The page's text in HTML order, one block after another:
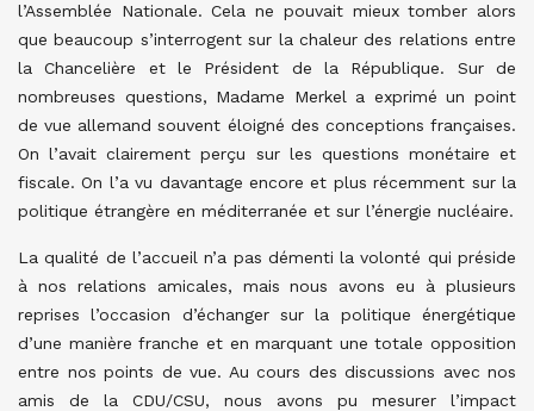
l’Assemblée Nationale. Cela ne pouvait mieux tomber alors
que beaucoup s’interrogent sur la chaleur des relations entre
la Chancelière et le Président de la République. Sur de
nombreuses questions, Madame Merkel a exprimé un point
de vue allemand souvent éloigné des conceptions françaises.
On l’avait clairement perçu sur les questions monétaire et
fiscale. On l’a vu davantage encore et plus récemment sur la
politique étrangère en méditerranée et sur l’énergie nucléaire.
La qualité de l’accueil n’a pas démenti la volonté qui préside
à nos relations amicales, mais nous avons eu à plusieurs
reprises l’occasion d’échanger sur la politique énergétique
d’une manière franche et en marquant une totale opposition
entre nos points de vue. Au cours des discussions avec nos
amis de la CDU/CSU, nous avons pu mesurer l’impact